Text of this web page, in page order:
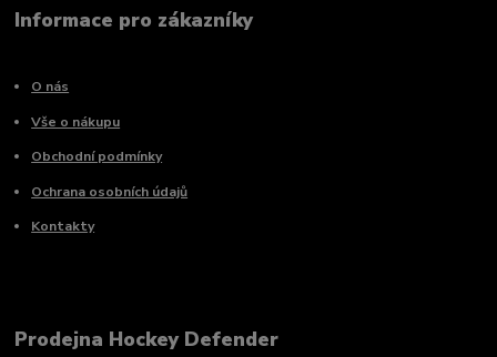
Informace pro zákazníky
O nás
Vše o nákupu
Obchodní podmínky
Ochrana osobních údajů
Kontakty
Prodejna Hockey Defender